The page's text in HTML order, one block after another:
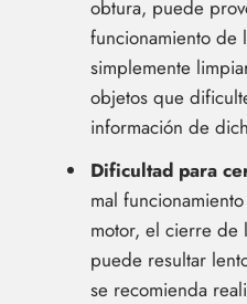
obtura, puede
funcionamiento de
simplemente
objetos que
información de
Dificultad para
mal
motor, el cierre de
puede resultar
se recomienda